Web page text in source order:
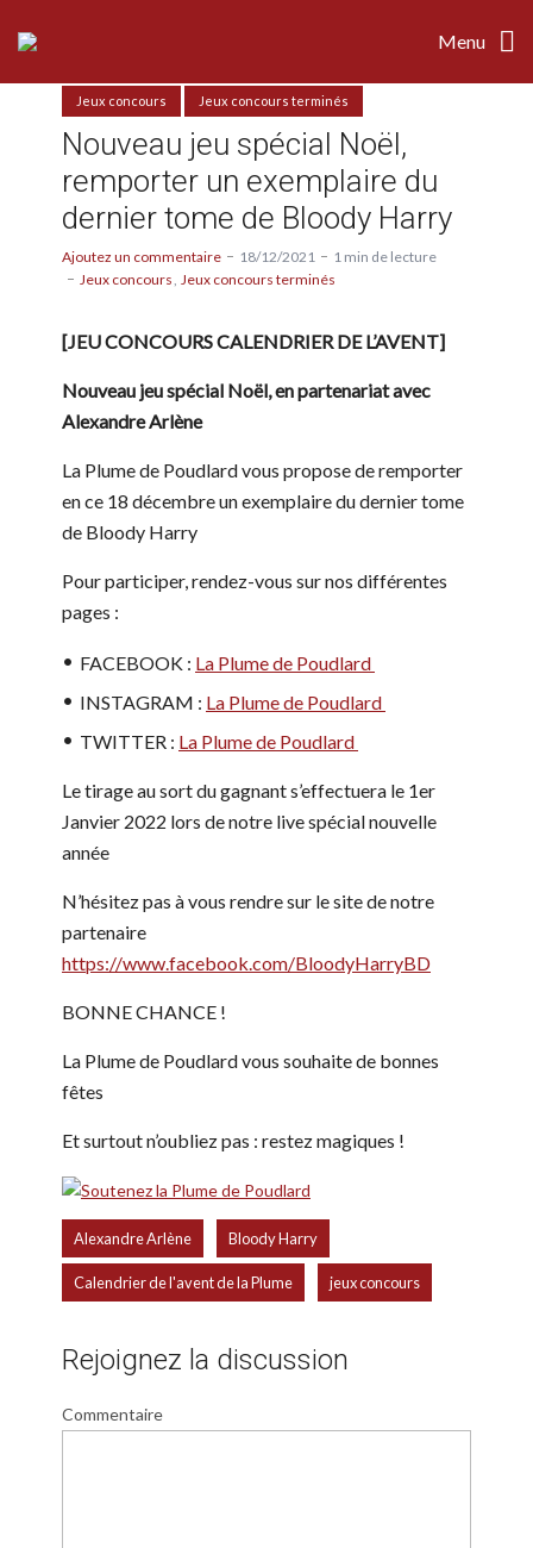
Menu
Jeux concours Jeux concours terminés
Nouveau jeu spécial Noël,
remporter un exemplaire du
dernier tome de Bloody Harry
Ajoutez un commentaire 18/12/2021
1 min de lecture
Jeux concours
Jeux concours terminés
[JEU CONCOURS CALENDRIER DE L’AVENT]
Nouveau jeu spécial Noël, en partenariat avec
Alexandre Arlène
La Plume de Poudlard vous propose de remporter
en ce 18 décembre un exemplaire du dernier tome
de Bloody Harry
Pour participer, rendez-vous sur nos différentes
pages :
FACEBOOK : La Plume de Poudlard
INSTAGRAM : La Plume de Poudlard
TWITTER : La Plume de Poudlard
Le tirage au sort du gagnant s’effectuera le 1er
Janvier 2022 lors de notre live spécial nouvelle
année
N’hésitez pas à vous rendre sur le site de notre
partenaire
https://www.facebook.com/BloodyHarryBD
BONNE CHANCE !
La Plume de Poudlard vous souhaite de bonnes
fêtes
Et surtout n’oubliez pas : restez magiques !
Alexandre Arlène Bloody Harry
Calendrier de l'avent de la Plume jeux concours
Rejoignez la discussion
Commentaire